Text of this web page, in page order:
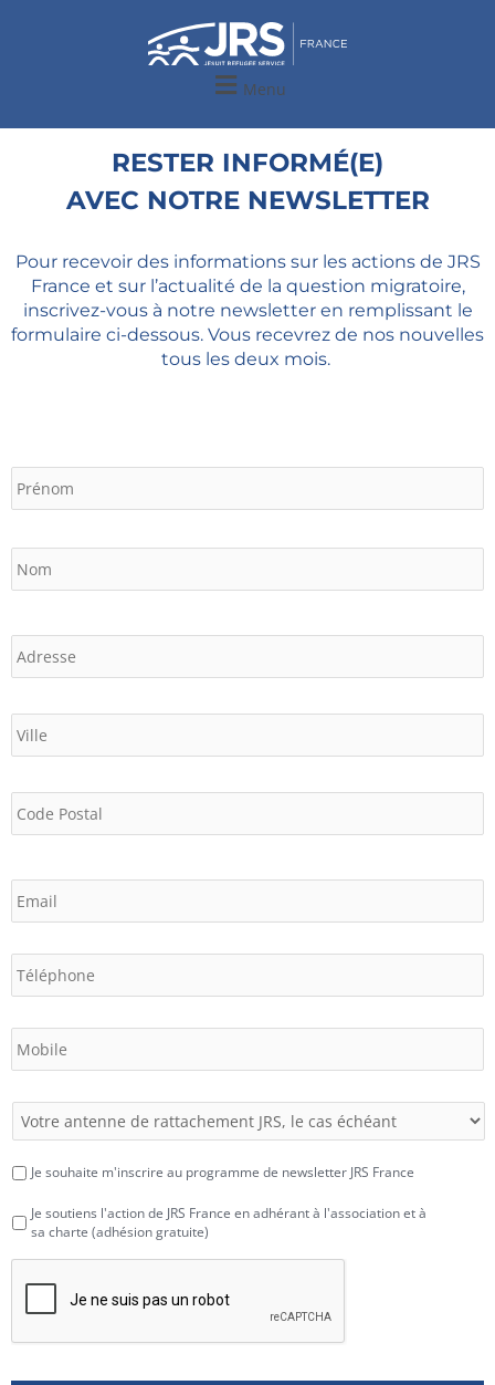
Menu
RESTER INFORMÉ(E)
AVEC NOTRE NEWSLETTER
Pour recevoir des informations sur les actions de JRS
France et sur l’actualité de la question migratoire,
inscrivez-vous à notre newsletter en remplissant le
formulaire ci-dessous. Vous recevrez de nos nouvelles
tous les deux mois.
Je souhaite m'inscrire au programme de newsletter JRS France
Je soutiens l'action de JRS France en adhérant à l'association et à
sa charte (adhésion gratuite)